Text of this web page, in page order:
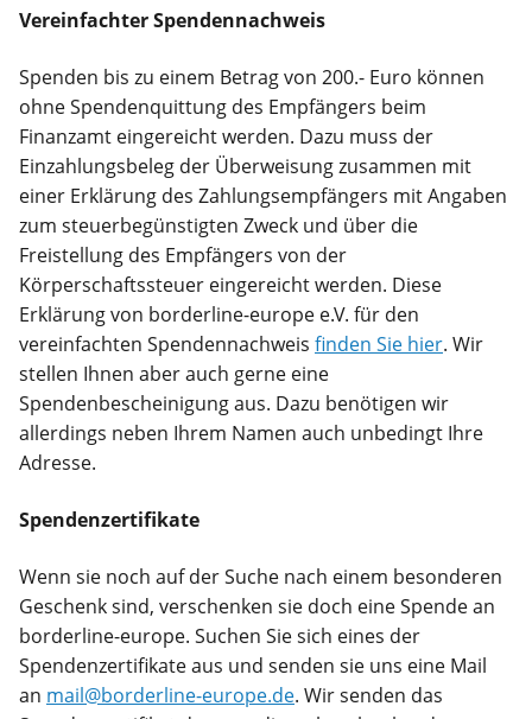
Vereinfachter Spendennachweis
Spenden bis zu einem Betrag von 200.- Euro können
ohne Spendenquittung des Empfängers beim
Finanzamt eingereicht werden. Dazu muss der
Einzahlungsbeleg der Überweisung zusammen mit
einer Erklärung des Zahlungsempfängers mit Angaben
zum steuerbegünstigten Zweck und über die
Freistellung des Empfängers von der
Körperschaftssteuer eingereicht werden. Diese
Erklärung von borderline-europe e.V. für den
vereinfachten Spendennachweis finden Sie hier. Wir
stellen Ihnen aber auch gerne eine
Spendenbescheinigung aus. Dazu benötigen wir
allerdings neben Ihrem Namen auch unbedingt Ihre
Adresse.
Spendenzertifikate
Wenn sie noch auf der Suche nach einem besonderen
Geschenk sind, verschenken sie doch eine Spende an
borderline-europe. Suchen Sie sich eines der
Spendenzertifikate aus und senden sie uns eine Mail
an mail@borderline-europe.de. Wir senden das